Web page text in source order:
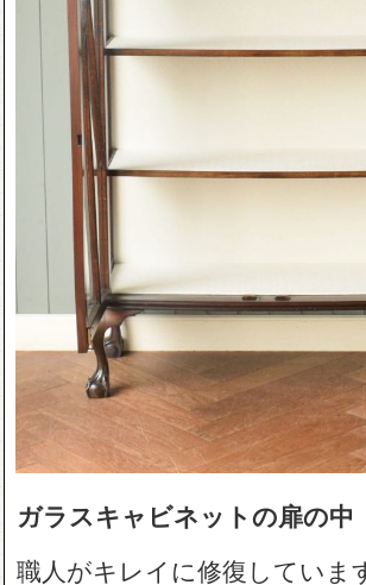
ガラスキャビネットの扉の中
職人がキレイに修復していま